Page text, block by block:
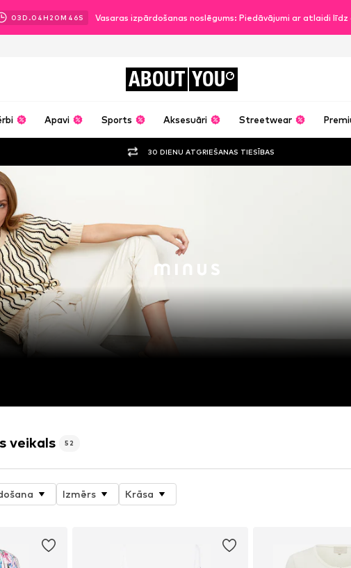
03D.04H 20M 44S Vasaras izpārdošanas noslēgums: Piedāvājumi ar atlaidi līdz
ABOUT YOU
Apavi Sports Aksesuāri Streetwear
30 DIENU ATGRIEŠANAS TIESĪBAS
veikals 52
Izmērs Krāsa